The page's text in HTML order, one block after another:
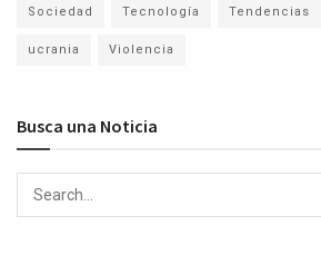
Sociedad Tecnología Tendencias
ucrania Violencia
Busca una Noticia